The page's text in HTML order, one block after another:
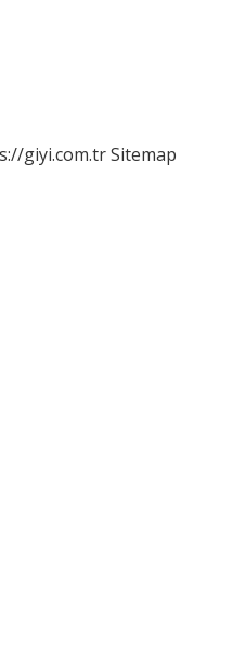
giyi.com.trSitemap